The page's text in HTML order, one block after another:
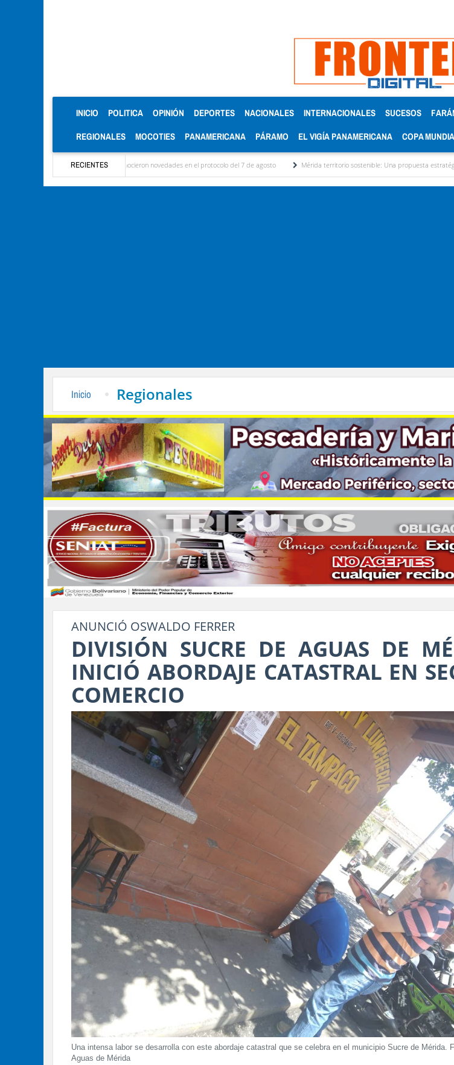
INICIO (CURRENT)
POLITICA OPINIÓN DEPORTES NACIONALES INTERNACIONALES SUCESOS
REGIONALES MOCOTIES PANAMERICANA PÁRAMO EL VIGÍA PANAMERICANA COPA
RECIENTES
delegaciones y se conocieron novedades en el protocolo del 7 de agosto Mérida territorio sostenible: Una propuesta estratégica por María
Inicio Regionales
ANUNCIÓ OSWALDO FERRER
DIVISIÓN SUCRE DE AGUAS DE
INICIÓ ABORDAJE CATASTRAL EN
COMERCIO
Una intensa labor se desarrolla con este abordaje catastral que se celebra en el municipio Sucre de Mérida.
Aguas de Mérida